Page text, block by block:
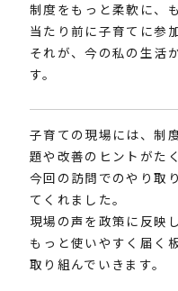
制度をもっと柔軟に、
当たり前に子育てに参
それが、今の私の生活
す。
子育ての現場には、制
題や改善のヒントがた
今回の訪問でのやり取
てくれました。
現場の声を政策に反映
もっと使いやすく届く
取り組んでいきます。